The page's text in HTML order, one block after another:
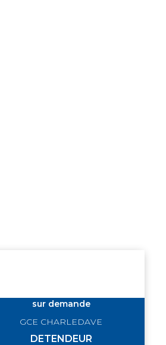
sur demande
GCE CHARLEDAVE
DETENDEUR